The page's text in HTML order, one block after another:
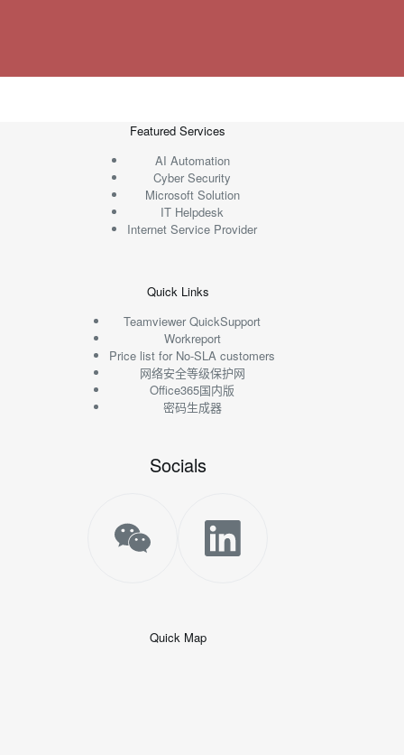
Featured Services
AI Automation
Cyber Security
Microsoft Solution
IT Helpdesk
Internet Service Provider
Quick Links
Teamviewer QuickSupport
Workreport
Price list for No-SLA customers
网络安全等级保护网
Office365国内版
密码生成器
Socials
Quick Map